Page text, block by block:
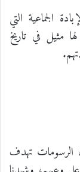
الجماعية التي
مثيل في تاريخ
الرسومات تهدف